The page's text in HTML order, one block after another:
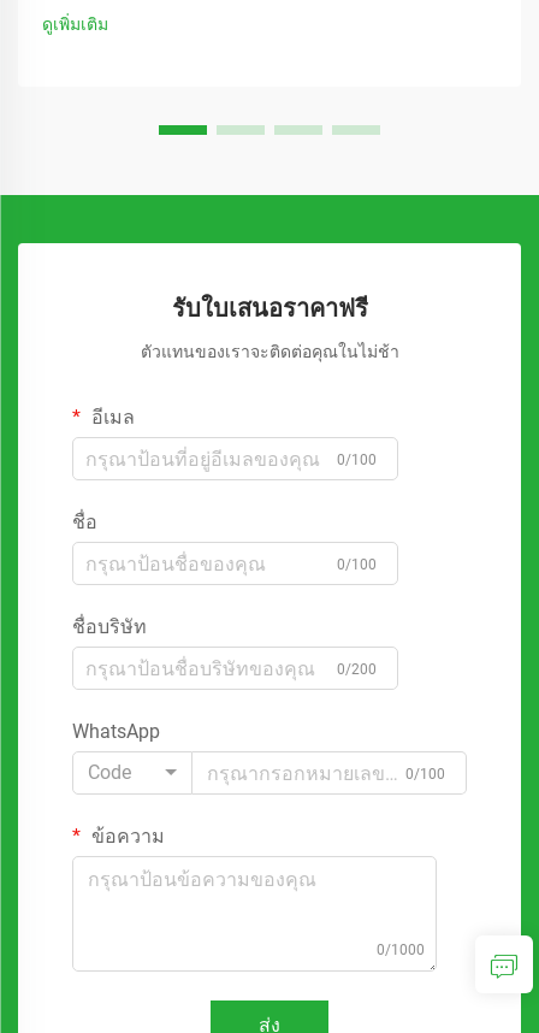
ดูเพิ่มเติม
รับใบเสนอราคาฟรี
ตัวแทนของเราจะติดต่อคุณในไม่ช้า
อีเมล
0/100
ชื่อ
0/100
ชื่อบริษัท
0/200
WhatsApp
Code
0/100
ข้อความ
0/1000
ส่ง